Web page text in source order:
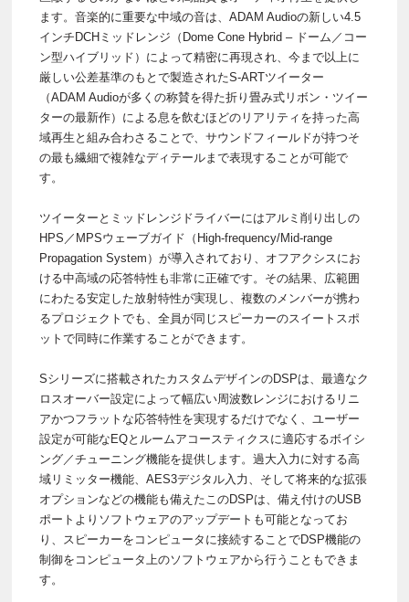
ます。音楽的に重要な中域の音は、ADAM Audioの新しい4.5
インチDCHミッドレンジ（Dome Cone Hybrid – ドーム／コー
ン型ハイブリッド）によって精密に再現され、今まで以上に
厳しい公差基準のもとで製造されたS-ARTツイーター
（ADAM Audioが多くの称賛を得た折り畳み式リボン・ツイー
ターの最新作）による息を飲むほどのリアリティを持った高
域再生と組み合わさることで、サウンドフィールドが持つそ
の最も繊細で複雑なディテールまで表現することが可能で
す。
ツイーターとミッドレンジドライバーにはアルミ削り出しの
HPS／MPSウェーブガイド（High-frequency/Mid-range
Propagation System）が導入されており、オフアクシスにお
ける中高域の応答特性も非常に正確です。その結果、広範囲
にわたる安定した放射特性が実現し、複数のメンバーが携わ
るプロジェクトでも、全員が同じスピーカーのスイートスポ
ットで同時に作業することができます。
Sシリーズに搭載されたカスタムデザインのDSPは、最適なク
ロスオーバー設定によって幅広い周波数レンジにおけるリニ
アかつフラットな応答特性を実現するだけでなく、ユーザー
設定が可能なEQとルームアコースティクスに適応するボイシ
ング／チューニング機能を提供します。過大入力に対する高
域リミッター機能、AES3デジタル入力、そして将来的な拡張
オプションなどの機能も備えたこのDSPは、備え付けのUSB
ポートよりソフトウェアのアップデートも可能となってお
り、スピーカーをコンピュータに接続することでDSP機能の
制御をコンピュータ上のソフトウェアから行うこともできま
す。